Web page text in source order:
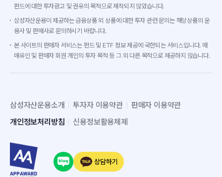
펀드에 대한 투자광고 및 권유의 목적으로 제작되지 않았습니다.
삼성자산운용이 제공하는 금융상품 외 상품에 대한 투자 관련 문의는 해당상품의 운
용사 및 판매사로 문의하시기 바랍니다.
본 사이트의 판매자 서비스는 펀드 및 ETF 정보 제공에 국한되는 서비스입니다. 매
매유인 및 판매자 회원 개인의 투자 목적 등 그 외 다른 목적으로 제공하지 않습니다.
삼성자산운용소개 투자자 이용약관
판매자 이용약관
개인정보처리방침
신용정보활용체제
상담하기